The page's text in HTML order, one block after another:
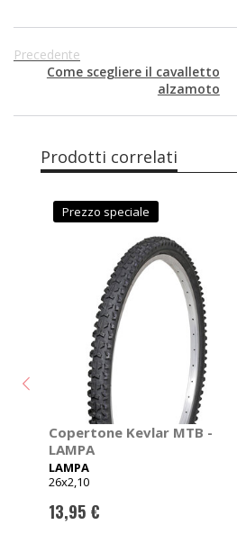
Precedente
Come scegliere il cavalletto
alzamoto
Prodotti correlati
Prezzo speciale
Copertone Kevlar MTB -
LAMPA
LAMPA
26x2,10
13,95 €